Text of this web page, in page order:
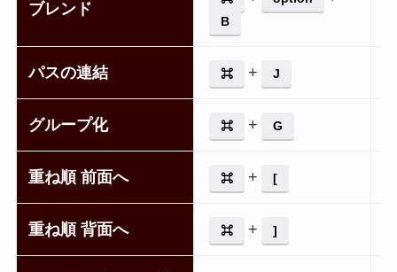
ブレンド
B
パスの連結 ⌘ + J
グループ化 ⌘ + G
重ね順 前面へ ⌘ + [
重ね順 背面へ ⌘ + ]